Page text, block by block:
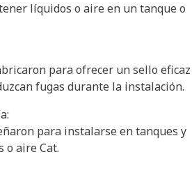
líquidos o aire en un tanque o
para ofrecer un sello eficaz
fugas durante la instalación.
para instalarse en tanques y
o aire Cat.